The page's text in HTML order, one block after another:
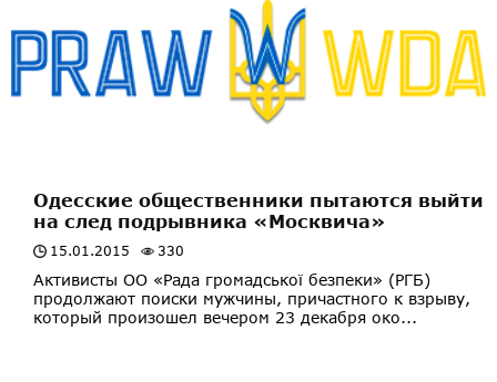
Одесские общественники пытаются выйти
на след подрывника «Москвича»
15.01.2015 330
Активисты ОО «Рада громадської безпеки» (РГБ)
продолжают поиски мужчины, причастного к взрыву,
который произошел вечером 23 декабря око...